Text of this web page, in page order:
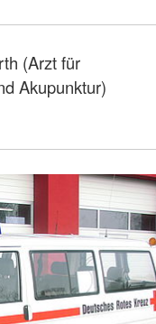
(Arzt für
Akupunktur)